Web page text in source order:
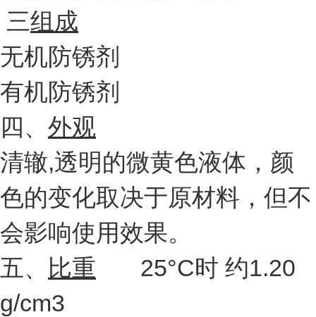
三组成
无机防锈剂
有机防锈剂
四、 外观
清辙,透明的微黄色液体，颜
色的变化取决于原材料，但不
会影响使用效果。
五、
比重 25°C时 约1.20
g/cm3